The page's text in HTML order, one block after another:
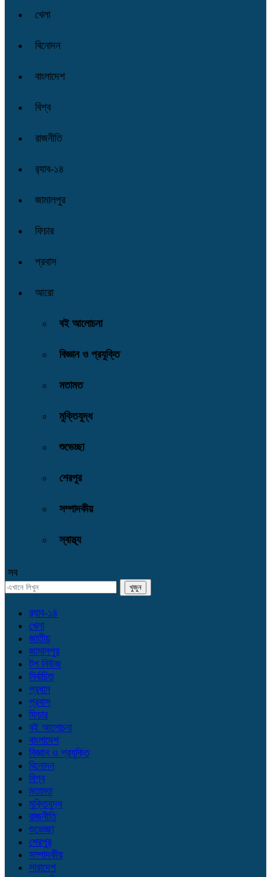
খেলা
বিনোদন
বাংলাদেশ
বিশ্ব
রাজনীতি
র‌্যাব-১৪
জামালপুর
ফিচার
প্রবাস
আরো
বই আলোচনা
বিজ্ঞান ও প্রযুক্তি
মতামত
মুক্তিযুদ্ধ
শুভেচ্ছা
শেরপুর
সম্পাদকীয়
স্বাস্থ্য
সব
র‌্যাব-১৪
খেলা
জাতীয়
জামালপুর
টপ নিউজ
নির্বাচিত
প্রধান
প্রবাস
ফিচার
বই আলোচনা
বাংলাদেশ
বিজ্ঞান ও প্রযুক্তি
বিনোদন
বিশ্ব
মতামত
মুক্তিযুদ্ধ
রাজনীতি
শুভেচ্ছা
শেরপুর
সম্পাদকীয়
সারাদেশ